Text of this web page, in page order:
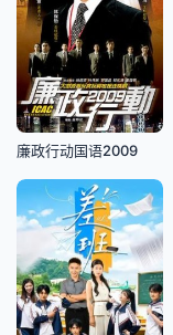
廉政行动国语2009